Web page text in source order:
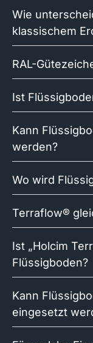
Wie
klassischem
RAL-
Ist
Kann
werden?
Wo wird
Terraflow®
Ist „Holcim
Flüssigboden?
Kann
eingesetzt